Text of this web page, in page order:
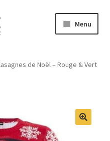
Menu
de Noël – Rouge & Vert